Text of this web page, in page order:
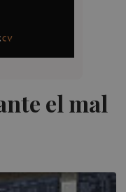
el mal